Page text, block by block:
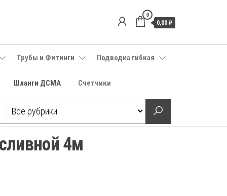
0
0,00 ₽
Трубы и Фитинги Подводка гибкая
Шланги ДСМА Счетчики
4м